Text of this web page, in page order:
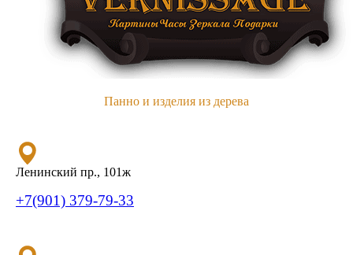
Панно и изделия из дерева
Ленинский пр., 101ж
+7(901) 379-79-33